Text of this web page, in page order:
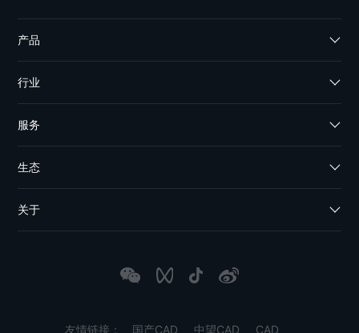
产品
行业
服务
生态
关于
友情链接： 国产CAD 中望CAD CAD